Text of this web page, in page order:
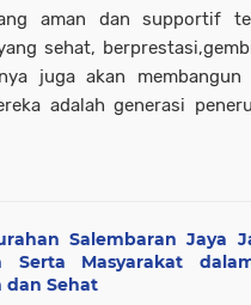
aman dan supportif
sehat,
juga akan
adalah generasi
Salembaran Jaya
Serta Masyarakat
dan Sehat